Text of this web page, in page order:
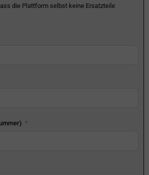
die Plattform selbst keine Ersatzteile